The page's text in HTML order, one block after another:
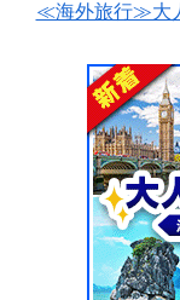
≪海外旅行≫大